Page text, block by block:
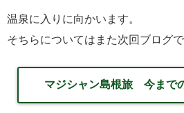
温泉に入りに向かいます。
そちらについてはまた次回ブログで
マジシャン島根旅 今まで